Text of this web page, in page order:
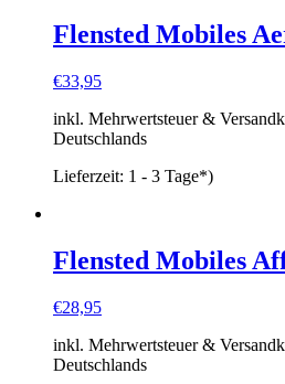
Flensted Mobiles
€33,95
inkl. Mehrwertsteuer &
Deutschlands
Lieferzeit: 1 - 3 Tage*)
Flensted Mobiles
€28,95
inkl. Mehrwertsteuer &
Deutschlands